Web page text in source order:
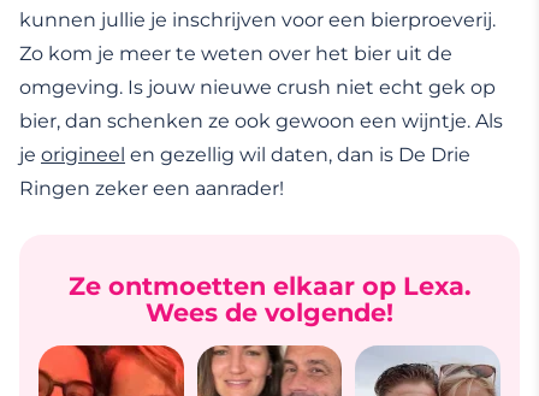
kunnen jullie je inschrijven voor een bierproeverij.
Zo kom je meer te weten over het bier uit de
omgeving. Is jouw nieuwe crush niet echt gek op
bier, dan schenken ze ook gewoon een wijntje. Als
je origineel en gezellig wil daten, dan is De Drie
Ringen zeker een aanrader!
Ze ontmoetten elkaar op Lexa.
Wees de volgende!